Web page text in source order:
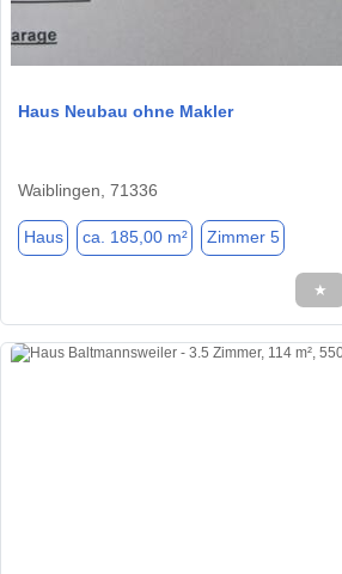
Haus Neubau ohne Makler
Waiblingen, 71336
Haus ca. 185,00 m² Zimmer 5
★